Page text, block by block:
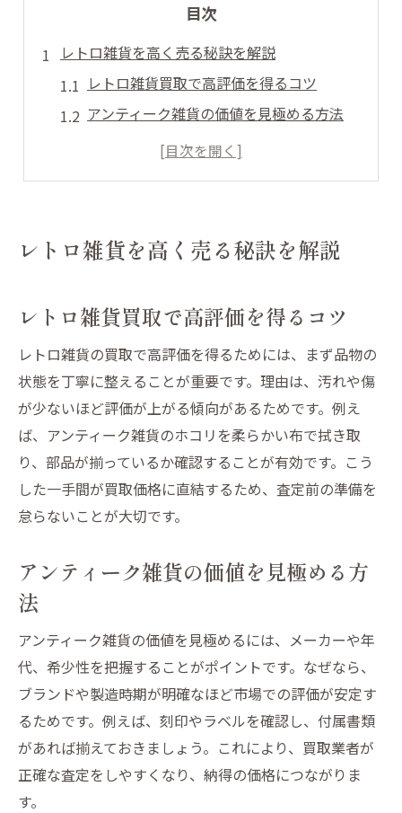
目次
レトロ雑貨を高く売る秘訣を解説
レトロ雑貨買取で高評価を得るコツ
アンティーク雑貨の価値を見極める方法
人気のレトロ雑貨を高く買取依頼する秘訣
アンティーク雑貨買取で失敗しない方法
アンティーク雑貨買取で注意すべき点
信頼できる買取業者選びの基準
雑貨や家具を手放す前に確認する事項
買取査定前に準備したいポイント
村田町で雑貨や家具を賢く買取依頼
レトロ雑貨買取の流れを詳しく解説
アンティーク家具買取のおすすめ活用法
持ち込み買取と出張買取の選び方
雑貨・家具を賢く査定依頼する方法
アンティーク雑貨買取相場の見極め方
レトロ雑貨の買取価格を調べる方法
相場情報を活かして高値を狙うコツ
家具や雑貨の買取価格交渉のポイント
納得できる相場を知るための情報収集
アンティーク雑貨を手放す前の注意点
レトロ雑貨を高く売る秘訣を解説
レトロ雑貨買取で高評価を得るコツ
レトロ雑貨の買取で高評価を得るためには、まず品物の
状態を丁寧に整えることが重要です。理由は、汚れや傷
が少ないほど評価が上がる傾向があるためです。例え
ば、アンティーク雑貨のホコリを柔らかい布で拭き取
り、部品が揃っているか確認することが有効です。こう
した一手間が買取価格に直結するため、査定前の準備を
怠らないことが大切です。
アンティーク雑貨の価値を見極める方
法
アンティーク雑貨の価値を見極めるには、メーカーや年
代、希少性を把握することがポイントです。なぜなら、
ブランドや製造時期が明確なほど市場での評価が安定す
るためです。例えば、刻印やラベルを確認し、付属書類
があれば揃えておきましょう。これにより、買取業者が
正確な査定をしやすくなり、納得の価格につながりま
す。